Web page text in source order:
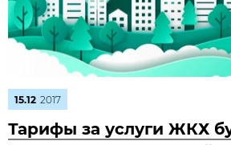
15.12 2017
Тарифы за услуги ЖКХ